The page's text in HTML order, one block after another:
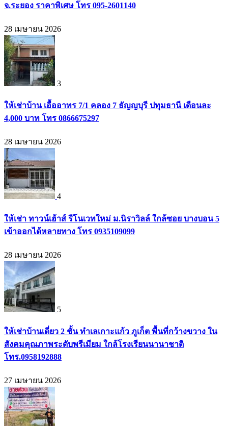
จ.ระยอง ราคาพิเศษ โทร 095-2601140
28 เมษายน 2026
3
ให้เช่าบ้าน เอื้ออาทร 7/1 คลอง 7 ธัญญบุรี ปทุมธานี เดือนละ
4,000 บาท โทร 0866675297
28 เมษายน 2026
4
ให้เช่า ทาวน์เฮ้าส์ รีโนเวทใหม่ ม.นิราวิลล์ ใกล้ซอย บางบอน 5
เข้าออกได้หลายทาง โทร 0935109099
28 เมษายน 2026
5
ให้เช่าบ้านเดี่ยว 2 ชั้น ทำเลเกาะแก้ว ภูเก็ต พื้นที่กว้างขวาง ใน
สังคมคุณภาพระดับพรีเมียม ใกล้โรงเรียนนานาชาติ
โทร.0958192888
27 เมษายน 2026